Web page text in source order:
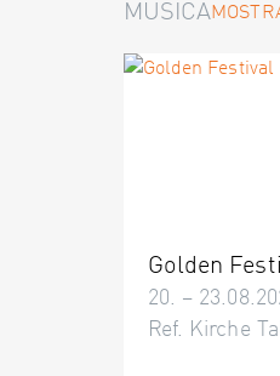
MUSICA
Golden
20. –
Ref. Kirche